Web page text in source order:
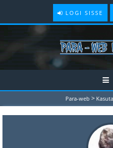
LOGI SISSE
Para-web >